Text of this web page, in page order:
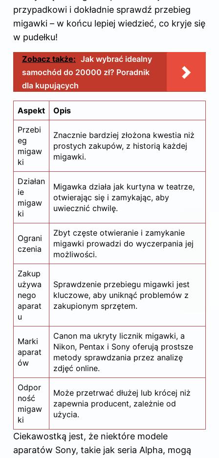
przypadkowi i dokładnie sprawdź przebieg
migawki – w końcu lepiej wiedzieć, co kryje się
w pudełku!
Zobacz także: Jak wybrać idealny
samochód do 20000 zł? Poradnik
dla kupujących
Aspekt
Opis
Przebi
eg
migaw
ki
Znacznie bardziej złożona kwestia niż
prostych zakupów, z historią każdej
migawki.
Działan
ie
migaw
ki
Migawka działa jak kurtyna w teatrze,
otwierając się i zamykając, aby
uwiecznić chwilę.
Ograni
czenia
Zbyt częste otwieranie i zamykanie
migawki prowadzi do wyczerpania jej
możliwości.
Zakup
używa
nego
aparat
u
Sprawdzenie przebiegu migawki jest
kluczowe, aby uniknąć problemów z
zakupionym sprzętem.
Marki
aparat
ów
Canon ma ukryty licznik migawki, a
Nikon, Pentax i Sony oferują prostsze
metody sprawdzania przez analizę
zdjęć online.
Odpor
ność
migaw
ki
Może przetrwać dłużej lub krócej niż
zapewnia producent, zależnie od
użycia.
Ciekawostką jest, że niektóre modele
aparatów Sony, takie jak seria Alpha, mogą